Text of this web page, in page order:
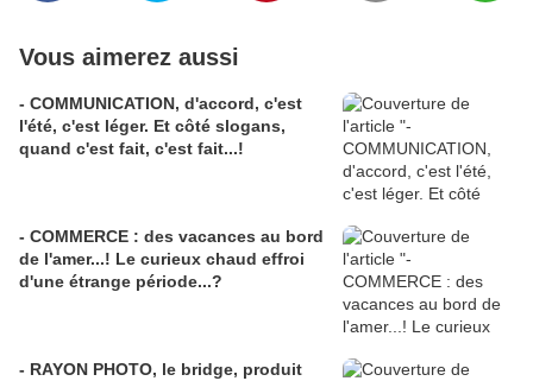
Vous aimerez aussi
- COMMUNICATION, d'accord, c'est
l'été, c'est léger. Et côté slogans,
quand c'est fait, c'est fait...!
- COMMERCE : des vacances au bord
de l'amer...! Le curieux chaud effroi
d'une étrange période...?
- RAYON PHOTO, le bridge, produit